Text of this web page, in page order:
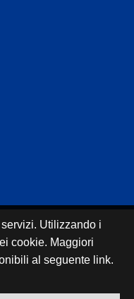
servizi. Utilizzando i
cookie. Maggiori
al seguente link.